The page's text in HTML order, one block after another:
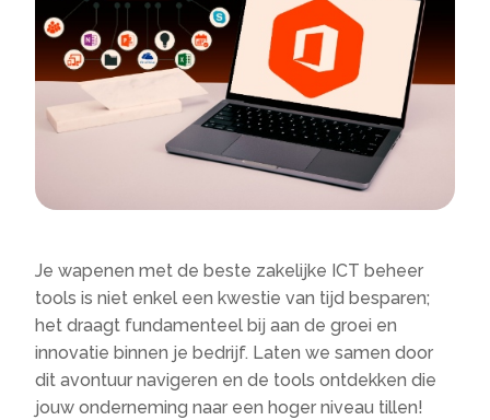
Je wapenen met de beste zakelijke ICT beheer
tools is niet enkel een kwestie van tijd besparen;
het draagt fundamenteel bij aan de groei en
innovatie binnen je bedrijf. Laten we samen door
dit avontuur navigeren en de tools ontdekken die
jouw onderneming naar een hoger niveau tillen!